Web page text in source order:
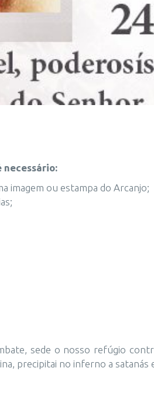
necessário:
imagem ou estampa do Arcanjo;
sede o nosso refúgio
precipitai no inferno a